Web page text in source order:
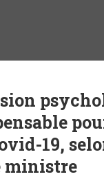
19,
ministre